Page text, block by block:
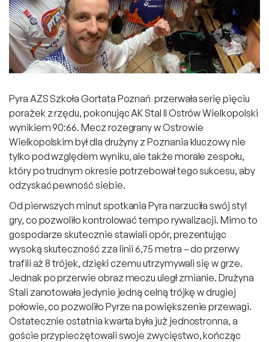
Pyra AZS Szkoła Gortata Poznań przerwała serię pięciu
porażek z rzędu, pokonując AK Stal II Ostrów Wielkopolski
wynikiem 90:66. Mecz rozegrany w Ostrowie
Wielkopolskim był dla drużyny z Poznania kluczowy nie
tylko pod względem wyniku, ale także morale zespołu,
który po trudnym okresie potrzebował tego sukcesu, aby
odzyskać pewność siebie.
Od pierwszych minut spotkania Pyra narzuciła swój styl
gry, co pozwoliło kontrolować tempo rywalizacji. Mimo to
gospodarze skutecznie stawiali opór, prezentując
wysoką skuteczność zza linii 6,75 metra – do przerwy
trafili aż 8 trójek, dzięki czemu utrzymywali się w grze.
Jednak po przerwie obraz meczu uległ zmianie. Drużyna
Stali zanotowała jedynie jedną celną trójkę w drugiej
połowie, co pozwoliło Pyrze na powiększenie przewagi.
Ostatecznie ostatnia kwarta była już jednostronna, a
goście przypieczętowali swoje zwycięstwo, kończąc